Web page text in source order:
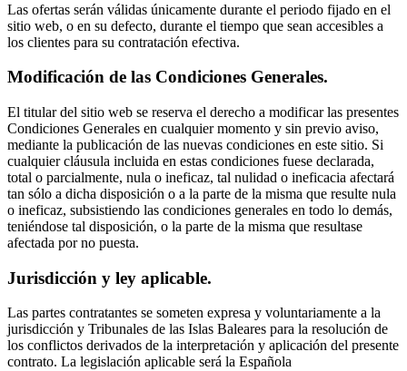
Las ofertas serán válidas únicamente durante el periodo fijado en el
sitio web, o en su defecto, durante el tiempo que sean accesibles a
los clientes para su contratación efectiva.
Modificación de las Condiciones Generales.
El titular del sitio web se reserva el derecho a modificar las presentes
Condiciones Generales en cualquier momento y sin previo aviso,
mediante la publicación de las nuevas condiciones en este sitio. Si
cualquier cláusula incluida en estas condiciones fuese declarada,
total o parcialmente, nula o ineficaz, tal nulidad o ineficacia afectará
tan sólo a dicha disposición o a la parte de la misma que resulte nula
o ineficaz, subsistiendo las condiciones generales en todo lo demás,
teniéndose tal disposición, o la parte de la misma que resultase
afectada por no puesta.
Jurisdicción y ley aplicable.
Las partes contratantes se someten expresa y voluntariamente a la
jurisdicción y Tribunales de las Islas Baleares para la resolución de
los conflictos derivados de la interpretación y aplicación del presente
contrato. La legislación aplicable será la Española